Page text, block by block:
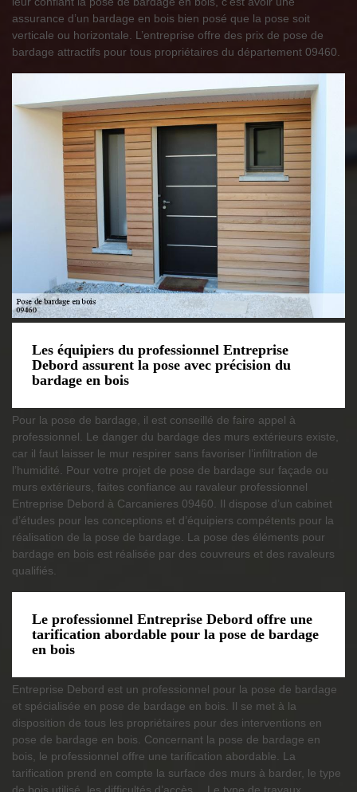
assurance d’un bardage en bois bien posé que la pose soit
verticale ou horizontale. L’entreprise offre des prix de pose de
bardage attractifs pour tous propriétaires du département 09460.
Les équipiers du professionnel Entreprise
Debord assurent la pose avec précision du
bardage en bois
Pour la pose de bardage, il est conseillé de faire appel à
professionnel. Le danger du bardage des murs extérieurs existe,
car il faut laisser le mur respirer sans favoriser l’infiltration de
l’humidité. Pour votre projet de pose de bardage sur façade ou
murs extérieurs, faites confiance au ravaleur professionnel
Entreprise Debord à Carcanieres 09460. Il dispose d’un cabinet
d’études pour les conceptions et d’équipiers compétents pour la
réalisation de la pose de bardage. La pose des éléments pour
bardage en bois est réalisée par des couvreurs et des ravaleurs
qualifiés.
Le professionnel Entreprise Debord offre une
tarification abordable pour la pose de bardage
en bois
Entreprise Debord est un professionnel pour la pose de bardage
et spécialisée en pose de bardage en bois. Il se met à la
disposition de tous les propriétaires pour des interventions en
pose de bardage en bois. Concernant la pose de bardage en
bois, le professionnel offre une tarification abordable. La
tarification prend en compte la surface des murs à barder, le type
de bois utilisé, les difficultés d’accès… Le type de travaux